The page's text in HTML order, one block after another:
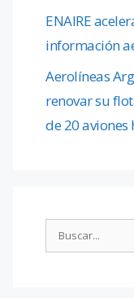
ENAIRE
información
Aerolíneas
renovar su
de 20 aviones